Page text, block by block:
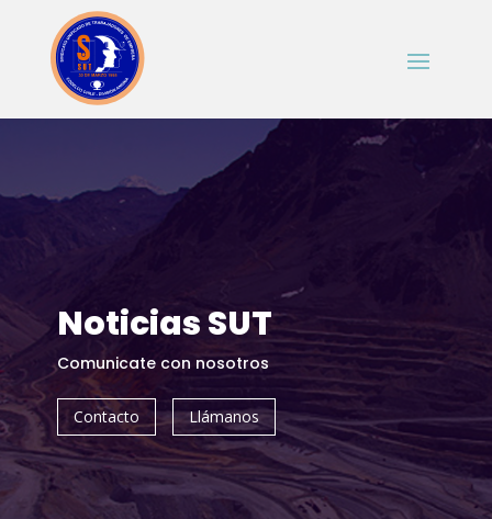
Noticias SUT
Comunicate con nosotros
Contacto Llámanos